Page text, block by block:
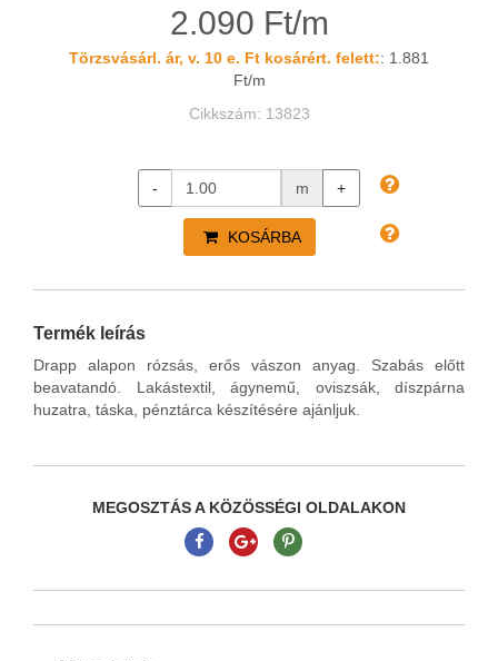
2.090 Ft/m
Törzsvásárl. ár, v. 10 e. Ft kosárért. felett:: 1.881
Ft/m
Cikkszám: 13823
- m +
KOSÁRBA
Termék leírás
Drapp alapon rózsás, erős vászon anyag. Szabás előtt
beavatandó. Lakástextil, ágynemű, oviszsák, díszpárna
huzatra, táska, pénztárca készítésére ajánljuk.
MEGOSZTÁS A KÖZÖSSÉGI OLDALAKON